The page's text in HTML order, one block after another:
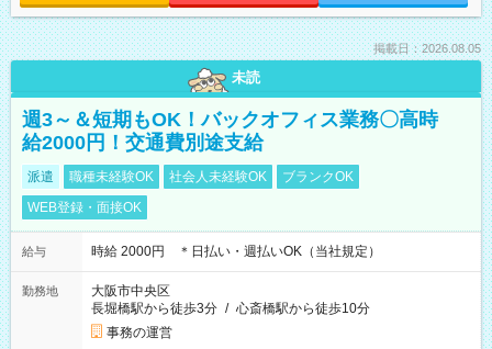
掲載日：2026.08.05
未読
週3～＆短期もOK！バックオフィス業務〇高時
給2000円！交通費別途支給
派遣 職種未経験OK 社会人未経験OK
ブランクOK
WEB登録・面接OK
給与 時給 2000円 ＊日払い・週払いOK（当社規定）
勤務地
大阪市中央区
長堀橋駅から徒歩3分 / 心斎橋駅から徒歩10分
事務の運営